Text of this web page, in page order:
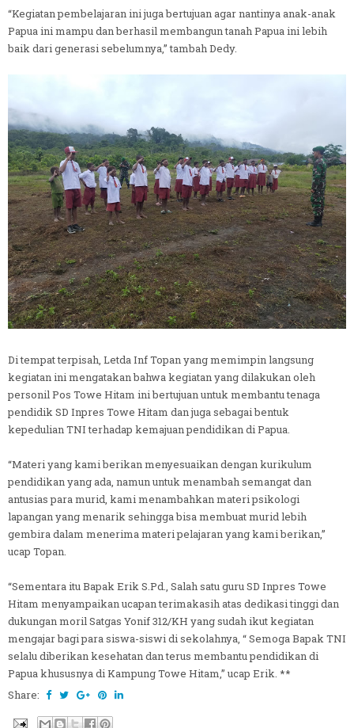
“Kegiatan pembelajaran ini juga bertujuan agar nantinya anak-anak
Papua ini mampu dan berhasil membangun tanah Papua ini lebih
baik dari generasi sebelumnya,” tambah Dedy.
Di tempat terpisah, Letda Inf Topan yang memimpin langsung
kegiatan ini mengatakan bahwa kegiatan yang dilakukan oleh
personil Pos Towe Hitam ini bertujuan untuk membantu tenaga
pendidik SD Inpres Towe Hitam dan juga sebagai bentuk
kepedulian TNI terhadap kemajuan pendidikan di Papua.
“Materi yang kami berikan menyesuaikan dengan kurikulum
pendidikan yang ada, namun untuk menambah semangat dan
antusias para murid, kami menambahkan materi psikologi
lapangan yang menarik sehingga bisa membuat murid lebih
gembira dalam menerima materi pelajaran yang kami berikan,”
ucap Topan.
“Sementara itu Bapak Erik S.Pd., Salah satu guru SD Inpres Towe
Hitam menyampaikan ucapan terimakasih atas dedikasi tinggi dan
dukungan moril Satgas Yonif 312/KH yang sudah ikut kegiatan
mengajar bagi para siswa-siswi di sekolahnya, “ Semoga Bapak TNI
selalu diberikan kesehatan dan terus membantu pendidikan di
Papua khususnya di Kampung Towe Hitam,” ucap Erik. **
Share: